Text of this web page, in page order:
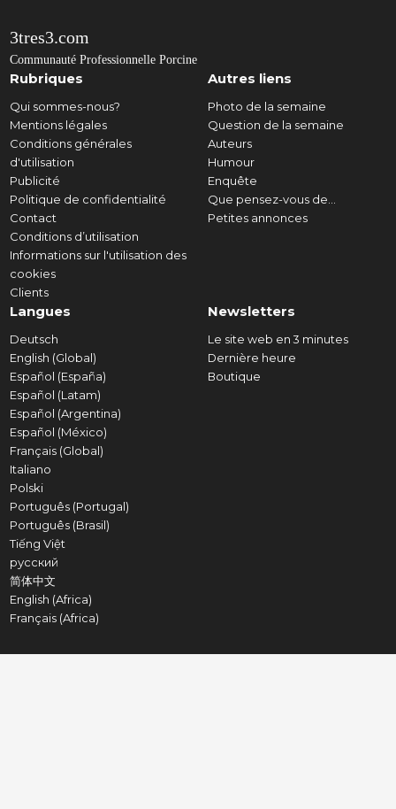
3tres3.com
Communauté Professionnelle Porcine
Rubriques
Qui sommes-nous?
Mentions légales
Conditions générales
d'utilisation
Publicité
Politique de confidentialité
Contact
Conditions d’utilisation
Informations sur l'utilisation des
cookies
Clients
Autres liens
Photo de la semaine
Question de la semaine
Auteurs
Humour
Enquête
Que pensez-vous de...
Petites annonces
Langues
Deutsch
English (Global)
Español (España)
Español (Latam)
Español (Argentina)
Español (México)
Français (Global)
Italiano
Polski
Português (Portugal)
Português (Brasil)
Tiếng Việt
русский
简体中文
English (Africa)
Français (Africa)
Newsletters
Le site web en 3 minutes
Dernière heure
Boutique